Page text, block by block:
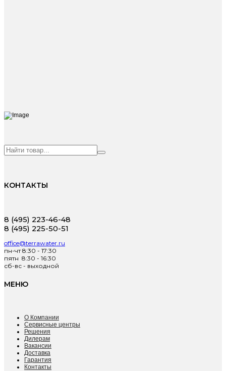
КОНТАКТЫ
8 (495) 223-46-48
8 (495) 225-50-51
office@terrawater.ru
пн-чт 8:30 - 17:30
пятн 8:30 - 16:30
сб-вс - выходной
МЕНЮ
О Компании
Сервисные центры
Решения
Дилерам
Вакансии
Доставка
Гарантия
Контакты